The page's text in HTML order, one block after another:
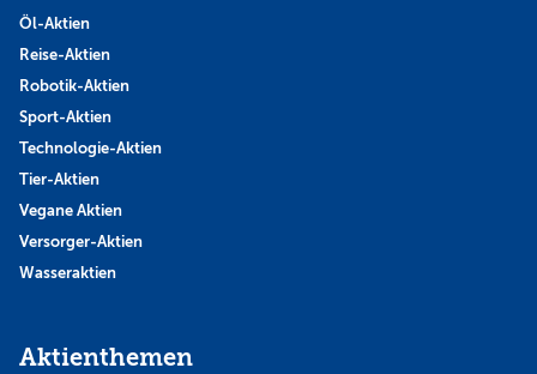
Öl-Aktien
Reise-Aktien
Robotik-Aktien
Sport-Aktien
Technologie-Aktien
Tier-Aktien
Vegane Aktien
Versorger-Aktien
Wasseraktien
Aktienthemen